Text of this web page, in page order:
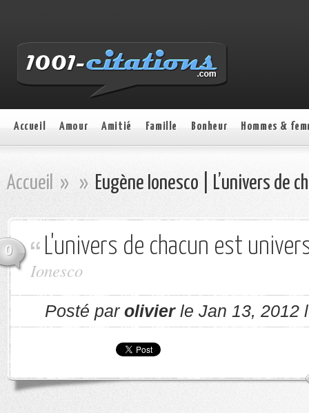
Accueil Amour Amitié Famille Bonheur Hommes &
Accueil » » Eugène Ionesco | L’univers de
0 L'univers de chacun est
Ionesco
Posté par olivierle Jan 13, 2012